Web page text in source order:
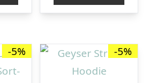
kr. 475,00.
kr. 500,00.kr.
-5% -5%